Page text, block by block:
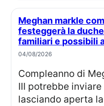
Meghan markle compie 45 anni: come
festeggerà la
familiari e possibili
04/08/2026
Compleanno di Meghan Markle: re Carlo
III potrebbe
lasciando aperta